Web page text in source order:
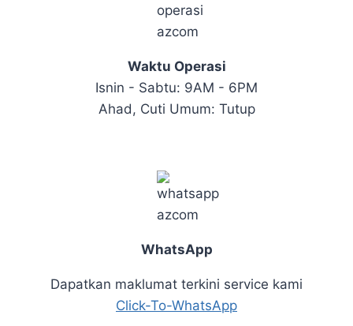
Waktu Operasi
Isnin - Sabtu: 9AM - 6PM
Ahad, Cuti Umum: Tutup
WhatsApp
Dapatkan maklumat terkini service kami
Click-To-WhatsApp